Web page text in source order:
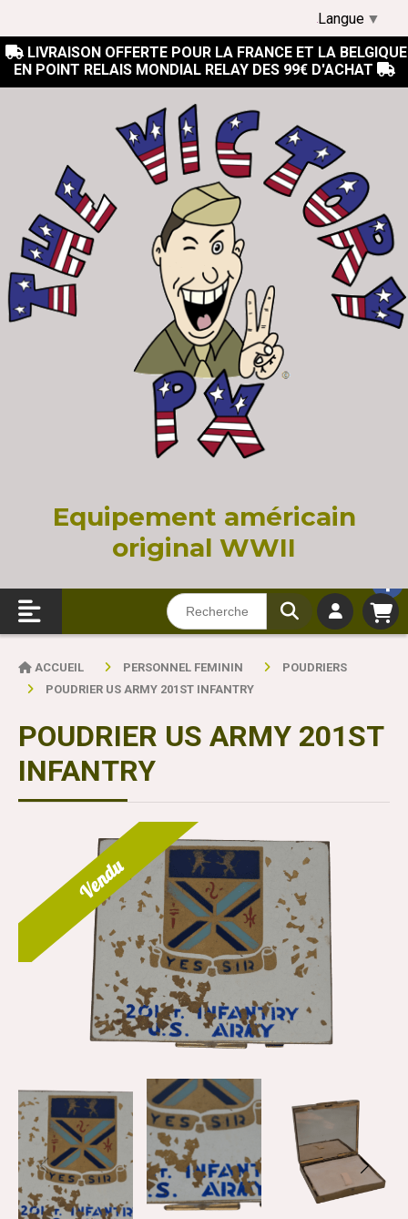
 LIVRAISON OFFERTE POUR LA FRANCE ET LA BELGIQUE
EN POINT RELAIS MONDIAL RELAY DES 99€ D'ACHAT 
Equipement américain
original WWII
ACCUEIL PERSONNEL FEMININ
POUDRIERS
POUDRIER US ARMY 201ST INFANTRY
POUDRIER US ARMY 201ST
INFANTRY
Vendu
Langue ▼